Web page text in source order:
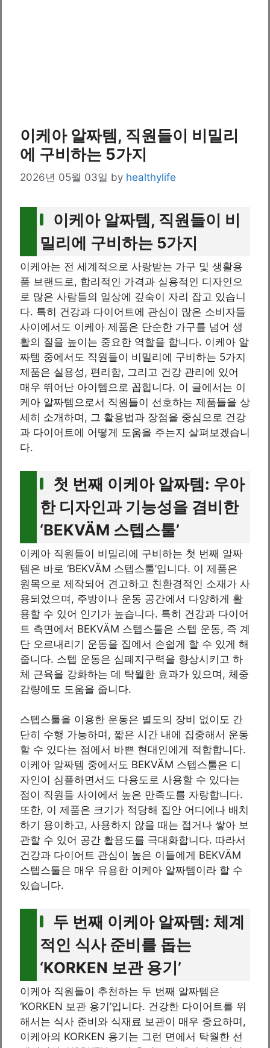
이케아 알짜템, 직원들이 비밀리
에 구비하는 5가지
2026년 05월 03일 by healthylife
이케아 알짜템, 직원들이 비
밀리에 구비하는 5가지
이케아는 전 세계적으로 사랑받는 가구 및 생활용
품 브랜드로, 합리적인 가격과 실용적인 디자인으
로 많은 사람들의 일상에 깊숙이 자리 잡고 있습니
다. 특히 건강과 다이어트에 관심이 많은 소비자들
사이에서도 이케아 제품은 단순한 가구를 넘어 생
활의 질을 높이는 중요한 역할을 합니다. 이케아 알
짜템 중에서도 직원들이 비밀리에 구비하는 5가지
제품은 실용성, 편리함, 그리고 건강 관리에 있어
매우 뛰어난 아이템으로 꼽힙니다. 이 글에서는 이
케아 알짜템으로서 직원들이 선호하는 제품들을 상
세히 소개하며, 그 활용법과 장점을 중심으로 건강
과 다이어트에 어떻게 도움을 주는지 살펴보겠습니
다.
첫 번째 이케아 알짜템: 우아
한 디자인과 기능성을 겸비한
‘BEKVÄM 스텝스툴’
이케아 직원들이 비밀리에 구비하는 첫 번째 알짜
템은 바로 ‘BEKVÄM 스텝스툴’입니다. 이 제품은
원목으로 제작되어 견고하고 친환경적인 소재가 사
용되었으며, 주방이나 운동 공간에서 다양하게 활
용할 수 있어 인기가 높습니다. 특히 건강과 다이어
트 측면에서 BEKVÄM 스텝스툴은 스텝 운동, 즉 계
단 오르내리기 운동을 집에서 손쉽게 할 수 있게 해
줍니다. 스텝 운동은 심폐지구력을 향상시키고 하
체 근육을 강화하는 데 탁월한 효과가 있으며, 체중
감량에도 도움을 줍니다.
스텝스툴을 이용한 운동은 별도의 장비 없이도 간
단히 수행 가능하며, 짧은 시간 내에 집중해서 운동
할 수 있다는 점에서 바쁜 현대인에게 적합합니다.
이케아 알짜템 중에서도 BEKVÄM 스텝스툴은 디
자인이 심플하면서도 다용도로 사용할 수 있다는
점이 직원들 사이에서 높은 만족도를 자랑합니다.
또한, 이 제품은 크기가 적당해 집안 어디에나 배치
하기 용이하고, 사용하지 않을 때는 접거나 쌓아 보
관할 수 있어 공간 활용도를 극대화합니다. 따라서
건강과 다이어트 관심이 높은 이들에게 BEKVÄM
스텝스툴은 매우 유용한 이케아 알짜템이라 할 수
있습니다.
두 번째 이케아 알짜템: 체계
적인 식사 준비를 돕는
‘KORKEN 보관 용기’
이케아 직원들이 추천하는 두 번째 알짜템은
‘KORKEN 보관 용기’입니다. 건강한 다이어트를 위
해서는 식사 준비와 식재료 보관이 매우 중요하며,
이케아의 KORKEN 용기는 그런 면에서 탁월한 선